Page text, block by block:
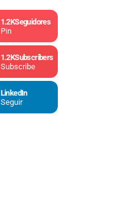
1.2KSeguidores
Pin
1.2KSubscribers
Subscribe
LinkedIn
Seguir